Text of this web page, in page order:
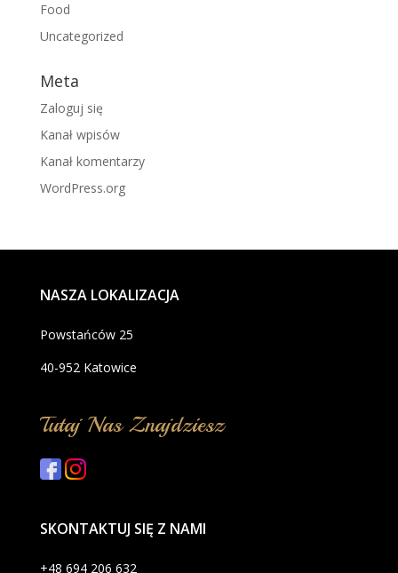
Food
Uncategorized
Meta
Zaloguj się
Kanał wpisów
Kanał komentarzy
WordPress.org
NASZA LOKALIZACJA
Powstańców 25
40-952 Katowice
Tutaj Nas Znajdziesz
SKONTAKTUJ SIĘ Z NAMI
+48 694 206 632